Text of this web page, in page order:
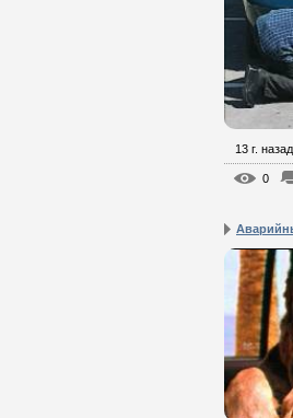
13 г. назад
0